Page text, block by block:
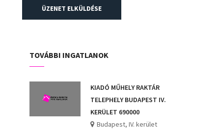
ÜZENET ELKÜLDÉSE
TOVÁBBI INGATLANOK
KIADÓ MŰHELY RAKTÁR
TELEPHELY BUDAPEST IV.
KERÜLET 690000
Budapest, IV. kerület